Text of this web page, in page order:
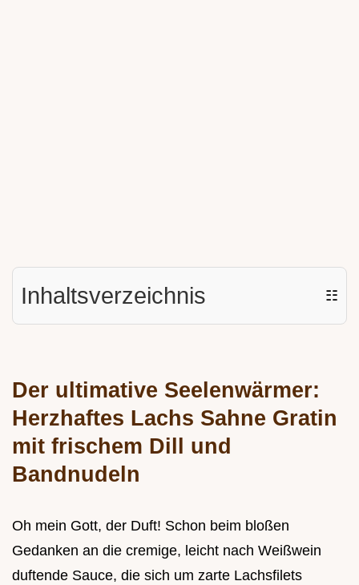
Inhaltsverzeichnis ☷
Der ultimative Seelenwärmer:
Herzhaftes Lachs Sahne Gratin
mit frischem Dill und
Bandnudeln
Oh mein Gott, der Duft! Schon beim bloßen
Gedanken an die cremige, leicht nach Weißwein
duftende Sauce, die sich um zarte Lachsfilets